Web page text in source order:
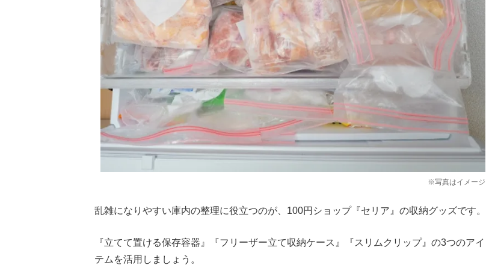
※写真はイメージ
乱雑になりやすい庫内の整理に役立つのが、100円ショップ『セリア』の収納グッズです。
『立てて置ける保存容器』『フリーザー立て収納ケース』『スリムクリップ』の3つのアイ
テムを活用しましょう。